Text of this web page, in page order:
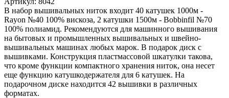
В набор вышивальных ниток входит 40 катушек 1000м -
Rayon №40 100% вискоза, 2 катушки 1500м - Bobbinfil №70
100% полиамид. Рекомендуются для машинного вышивания
на бытовых и промышленных вышивальных и швейно-
вышивальных машинах любых марок. В подарок диск с
вышивками. Конструкция пластмассовой шкатулки такова,
что кроме функции компактного хранения ниток, она несет
еще функцию катушкодержателя для 6 катушек. На
подарочном диске находится 42 вышивки в различных
форматах.